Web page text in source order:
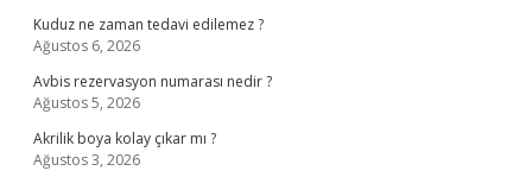
Kuduz ne zaman tedavi edilemez ?
Ağustos 6, 2026
Avbis rezervasyon numarası nedir ?
Ağustos 5, 2026
Akrilik boya kolay çıkar mı ?
Ağustos 3, 2026